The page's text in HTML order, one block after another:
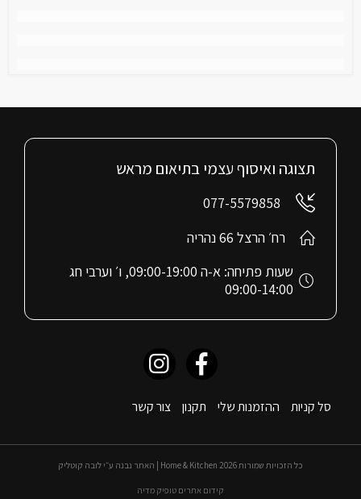
סל קניות ההזמנות שלי תקנון צור קשר
תצוגה ואיסוף עצמי בתיאום מראש
077-5579858
רח׳ הרצל 66 נהריה
שעות פתיחה: א-ה 09:00-19:00, ו׳ וערבי חג
09:00-14:00
כל הזכויות שמורות 2026 Home & Kitchen | האתר נבנה ע״י לובה קוטליק
קידום אתרים טופיק מדיה